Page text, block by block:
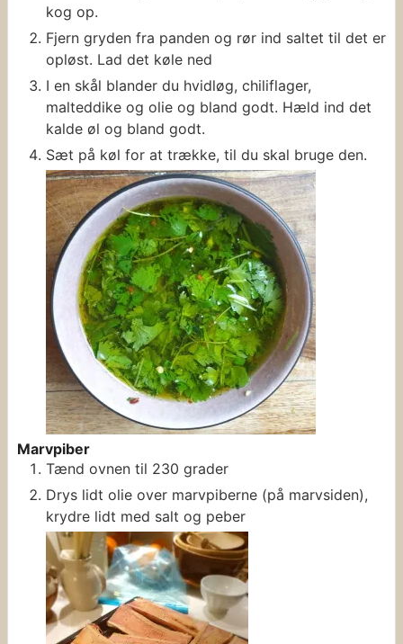
kog op.
Fjern gryden fra panden og rør ind saltet til det er
opløst. Lad det køle ned
I en skål blander du hvidløg, chiliflager,
malteddike og olie og bland godt. Hæld ind det
kalde øl og bland godt.
Sæt på køl for at trække, til du skal bruge den.
Marvpiber
Tænd ovnen til 230 grader
Drys lidt olie over marvpiberne (på marvsiden),
krydre lidt med salt og peber